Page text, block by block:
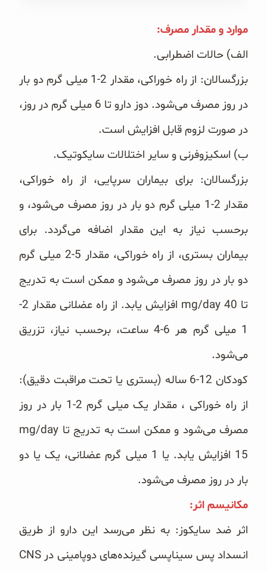
صبحانه و میان وعده
پک سلامتی OAB
کتاب‌های OAB
وبلاگ
موارد و مقدار مصرف:‏
الف) حالات اضطرابی.
بزرگسالان: از راه خوراکی، مقدار 2-1 میلی گرم دو بار
در روز مصرف می‌شود. دوز دارو تا 6 میلی گرم در روز،
در ‏صورت لزوم قابل افزایش است.
ب) اسکیزوفرنی و سایر اختلالات سایکوتیک.
بزرگسالان: برای بیماران سرپایی، از راه خوراکی،
مقدار 2-1 میلی گرم دو بار در روز مصرف می‌شود، و
برحسب نیاز ‏به این مقدار اضافه می‌گردد. برای
بیماران بستری، از راه خوراکی، مقدار 5-2 میلی گرم
دو بار در روز مصرف می‌شود ‏و ممکن است به تدریج
تا ‏mg/day 40‎‏ افزایش یابد. از راه عضلانی مقدار 2-
1 میلی گرم هر 6-4 ساعت، برحسب نیاز، ‏تزریق
می‌شود.
کودکان 12-6 ساله (بستری یا تحت مراقبت دقیق):
از راه خوراکی ، مقدار یک میلی گرم 2-1 بار در روز
مصرف می‌شود ‏و ممکن است به تدریج تا ‏mg/day
15‎‏ افزایش یابد. یا 1 میلی گرم عضلانی، یک یا دو
بار در روز مصرف می‌شود.
مکانیسم اثر:‏
اثر ضد سایکوز: به نظر می‌رسد این دارو از طریق